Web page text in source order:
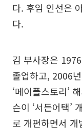
다. 후임 인선은
다.
김 부사장은
졸업하고, 2006
‘메이플스토리’
슨이 ‘서든어택’
로 개편하면서